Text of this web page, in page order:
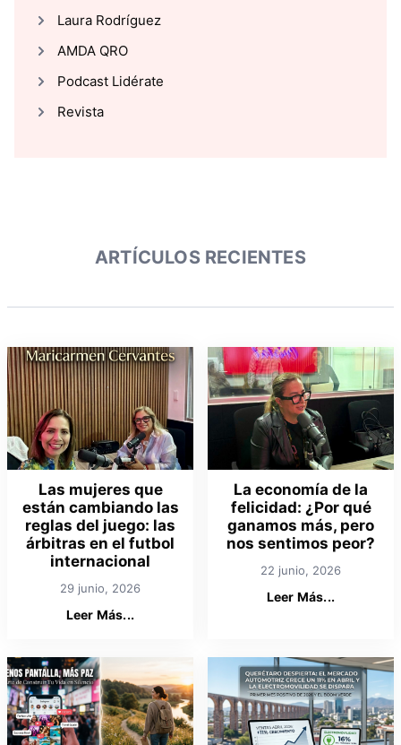
Laura Rodríguez
AMDA QRO
Podcast Lidérate
Revista
ARTÍCULOS RECIENTES
Las mujeres que
están cambiando las
reglas del juego: las
árbitras en el futbol
internacional
29 junio, 2026
Leer Más...
La economía de la
felicidad: ¿Por qué
ganamos más, pero
nos sentimos peor?
22 junio, 2026
Leer Más...